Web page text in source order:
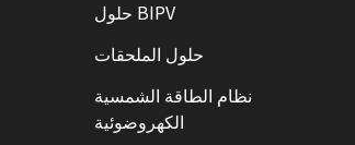
حلول BIPV
حلول الملحقات
نظام الطاقة الشمسية
الكهروضوئية